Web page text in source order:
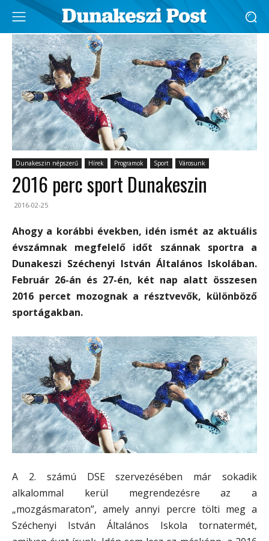
Dunakeszin népszerű Hírek Programok Sport Városunk
2016 perc sport Dunakeszin
2016-02-25
Ahogy a korábbi években, idén ismét az aktuális
évszámnak megfelelő időt szánnak sportra a
Dunakeszi Széchenyi István Általános Iskolában.
Február 26-án és 27-én, két nap alatt összesen
2016 percet mozognak a résztvevők, különböző
sportágakban.
A 2. számú DSE szervezésében már sokadik
alkalommal kerül megrendezésre az a
„mozgásmaraton”, amely annyi percre tölti meg a
Széchenyi István Általános Iskola tornatermét,